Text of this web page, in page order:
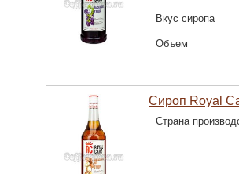
Вкус сиропа
Объем
Сироп Royal
Страна